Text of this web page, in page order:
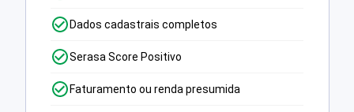
Dados cadastrais completos
Serasa Score Positivo
Faturamento ou renda presumida